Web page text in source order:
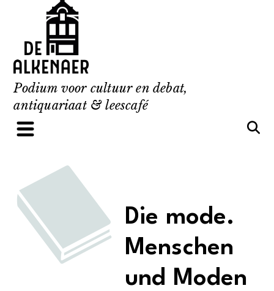
content
Podium voor cultuur en debat,
antiquariaat & leescafé
Die mode.
Menschen
und Moden